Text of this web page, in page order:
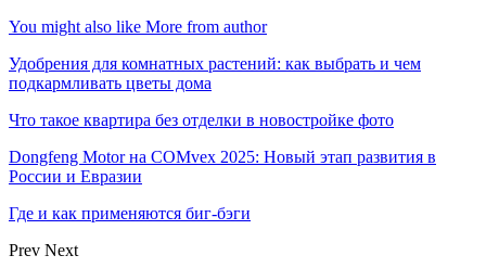
You might also like More from author
Удобрения для комнатных растений: как выбрать и чем
подкармливать цветы дома
Что такое квартира без отделки в новостройке фото
Dongfeng Motor на COMvex 2025: Новый этап развития в
России и Евразии
Где и как применяются биг-бэги
Prev Next